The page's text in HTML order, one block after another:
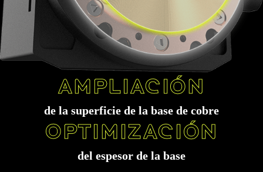
Ampliación
de la superficie de la base de cobre
Optimización
del espesor de la base
Fabricado mediante automatización de ultraprecisión
La gran escala de la aleta micromecanizada (0,1 mm) permite más microcanales.